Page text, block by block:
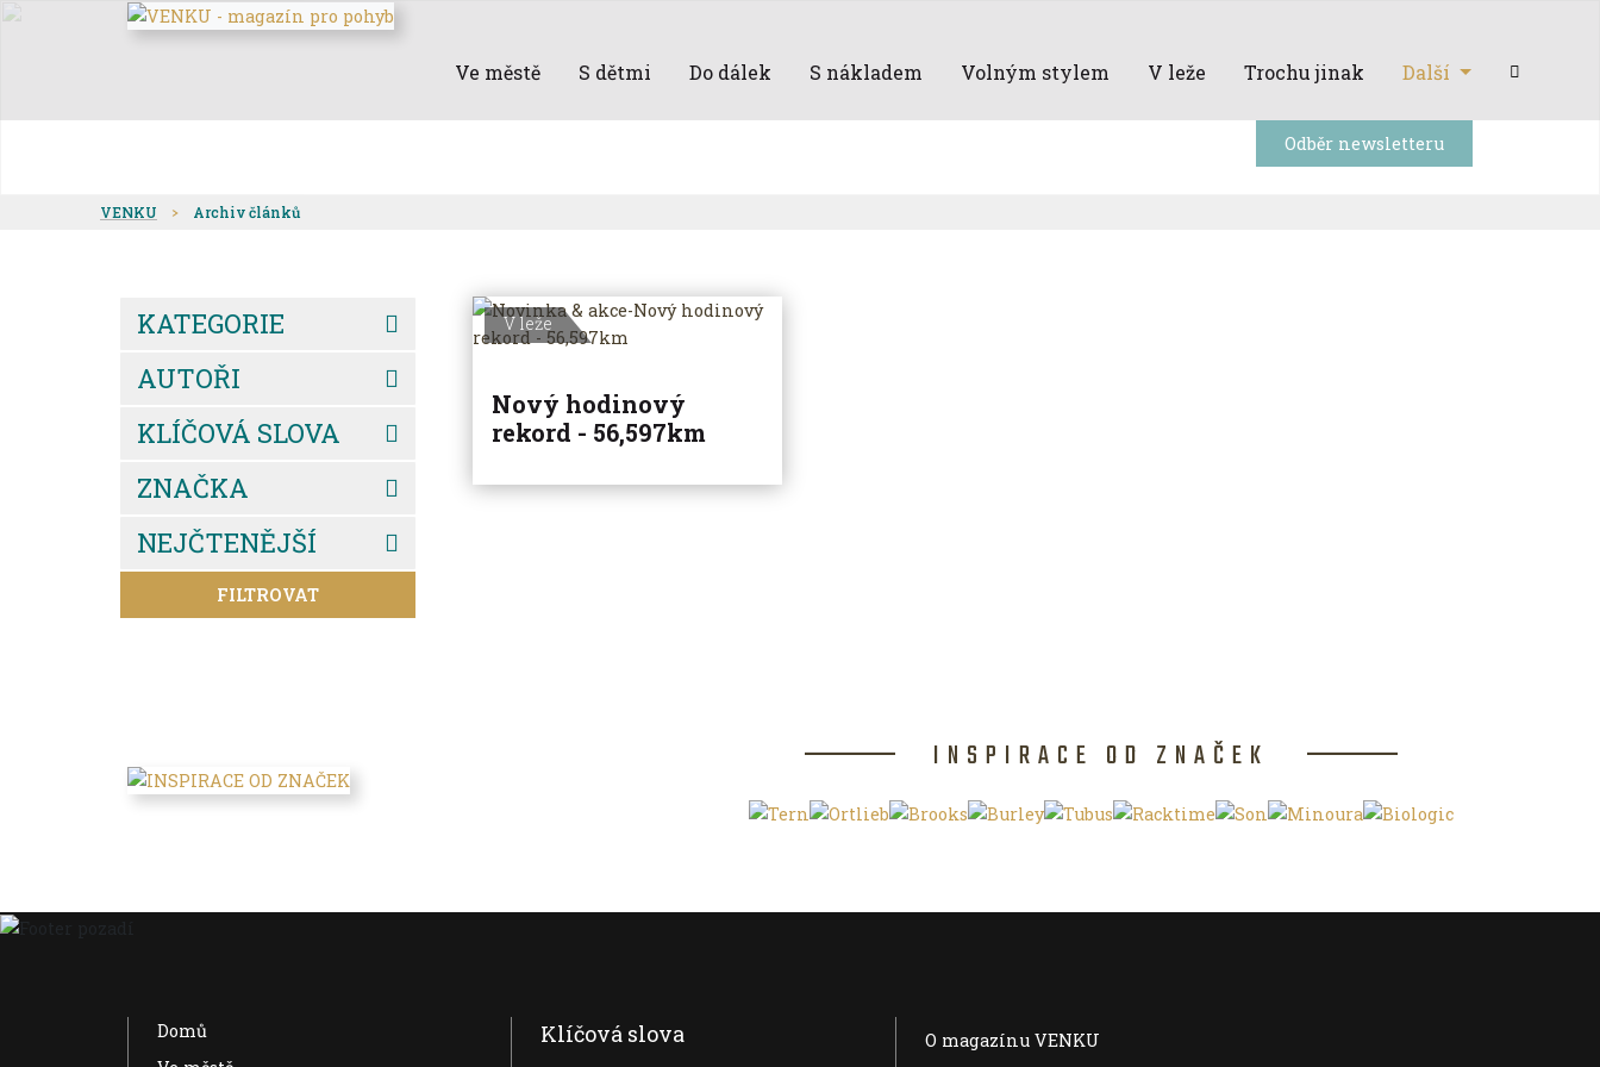
Ve městě S dětmi Do dálek S nákladem Volným stylem V leže Trochu jinak Další
Odběr newsletteru
VENKU Archiv článků
KATEGORIE
AUTOŘI
KLÍČOVÁ SLOVA
ZNAČKA
NEJČTENĚJŠÍ
FILTROVAT
V leže
Nový hodinový
rekord - 56,597km
INSPIRACE OD ZNAČEK
Domů
Klíčová slova
O magazínu VENKU